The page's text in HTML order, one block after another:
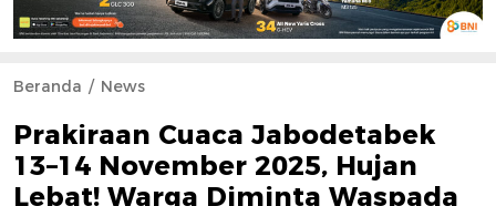
Beranda News
Prakiraan Cuaca Jabodetabek
13–14 November 2025, Hujan
Lebat! Warga Diminta Waspada